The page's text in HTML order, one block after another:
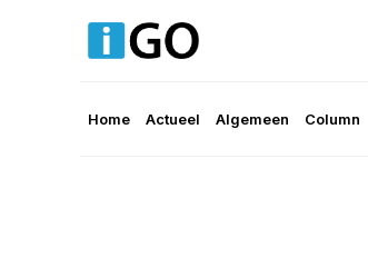
Home Actueel Algemeen Column